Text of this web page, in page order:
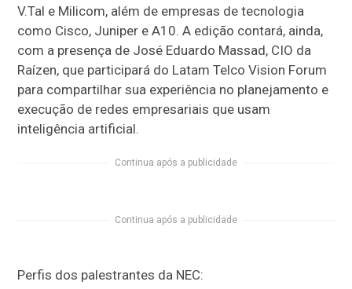
V.Tal e Milicom, além de empresas de tecnologia
como Cisco, Juniper e A10. A edição contará, ainda,
com a presença de José Eduardo Massad, CIO da
Raízen, que participará do Latam Telco Vision Forum
para compartilhar sua experiência no planejamento e
execução de redes empresariais que usam
inteligência artificial.
Continua após a publicidade
Continua após a publicidade
Perfis dos palestrantes da NEC: